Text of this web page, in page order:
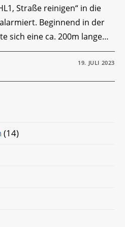
Straße reinigen“ in die
Beginnend in der
sich eine ca. 200m lange…
19. JULI 2023
(14)